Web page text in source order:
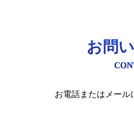
お問
お電話またはメール